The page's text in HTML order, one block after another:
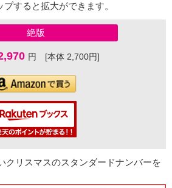
プすると拡大ができます。
絶版
円 [本体 2,700円]
クリスマスのスタンダードナンバーを